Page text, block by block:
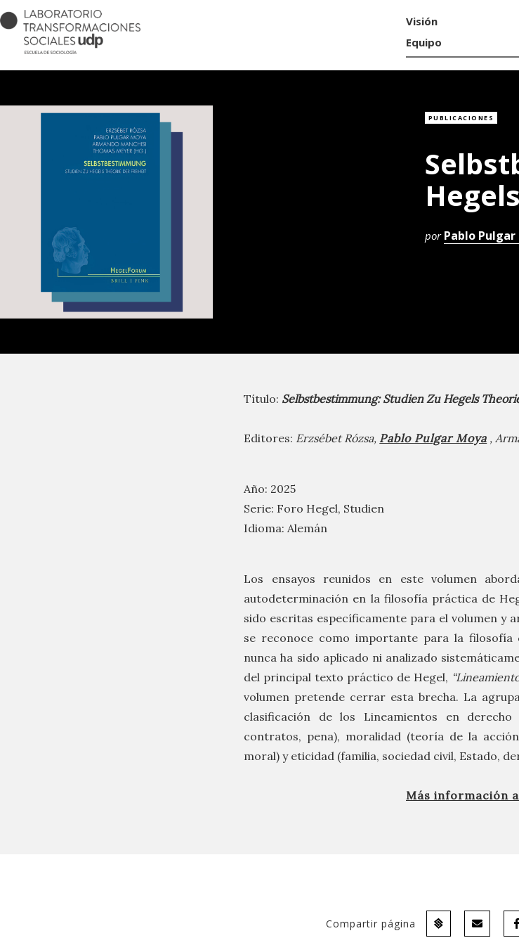
Visión
Equipo
PUBLICACIONES
por Pablo Pulgar
Título: Selbstbestimmung: Studien Zu Hegels
Editores: Erzsébet Rózsa, Pablo Pulgar Moya ,
Año: 2025
Serie: Foro Hegel, Studien
Idioma: Alemán
Los ensayos reunidos en este volumen
autodeterminación en la filosofía práctica de
sido escritas específicamente para el volumen y
se reconoce como importante para la filosofía
nunca ha sido aplicado ni analizado
del principal texto práctico de Hegel,
volumen pretende cerrar esta brecha. La
clasificación de los Lineamientos en derecho
contratos, pena), moralidad (teoría de la
moral) y eticidad (familia, sociedad civil, Estado,
Más información
Compartir página